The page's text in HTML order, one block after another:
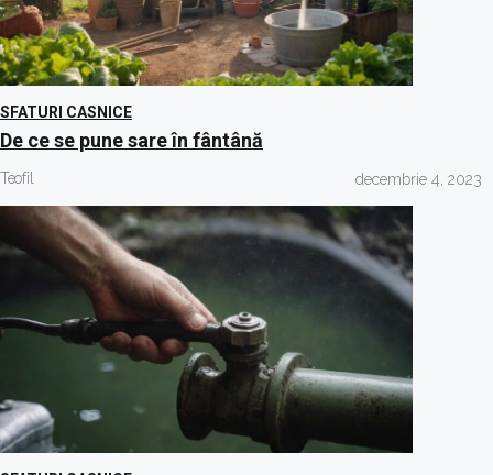
SFATURI CASNICE
De ce se pune sare în fântână
Teofil decembrie 4, 2023